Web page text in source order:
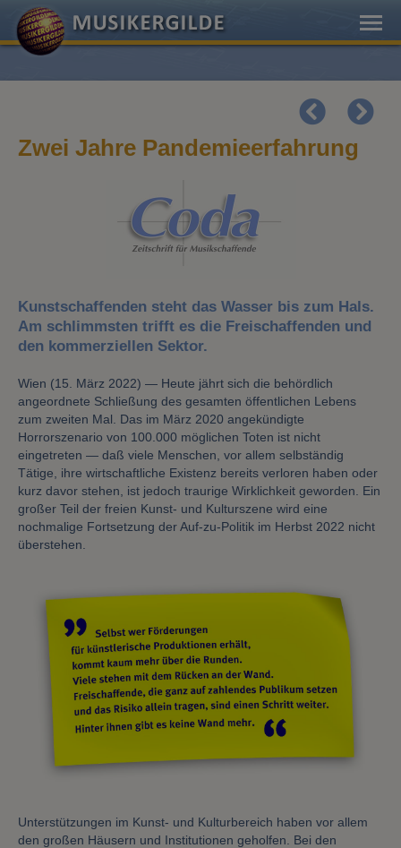
Zwei Jahre Pandemieerfahrung
Kunstschaffenden steht das Wasser bis zum Hals.
Am schlimmsten trifft es die Freischaffenden und
den kommerziellen Sektor.
Wien (15. März 2022) — Heute jährt sich die behördlich
angeordnete Schließung des gesamten öffentlichen Lebens
zum zweiten Mal. Das im März 2020 angekündigte
Horrorszenario von 100.000 möglichen Toten ist nicht
eingetreten — daß viele Menschen, vor allem selbständig
Tätige, ihre wirtschaftliche Existenz bereits verloren haben oder
kurz davor stehen, ist jedoch traurige Wirklichkeit geworden. Ein
großer Teil der freien Kunst- und Kulturszene wird eine
nochmalige Fortsetzung der Auf-zu-Politik im Herbst 2022 nicht
überstehen.
Unterstützungen im Kunst- und Kulturbereich haben vor allem
den großen Häusern und Institutionen geholfen. Bei den